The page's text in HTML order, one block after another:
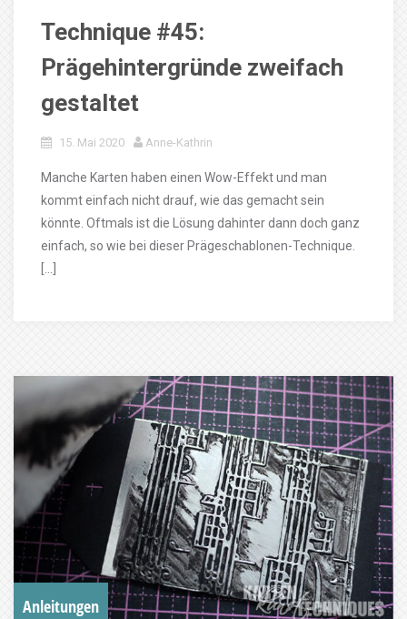
Technique #45:
Prägehintergründe zweifach
gestaltet
15. Mai 2020 Anne-Kathrin
Manche Karten haben einen Wow-Effekt und man
kommt einfach nicht drauf, wie das gemacht sein
könnte. Oftmals ist die Lösung dahinter dann doch ganz
einfach, so wie bei dieser Prägeschablonen-Technique.
Anleitungen